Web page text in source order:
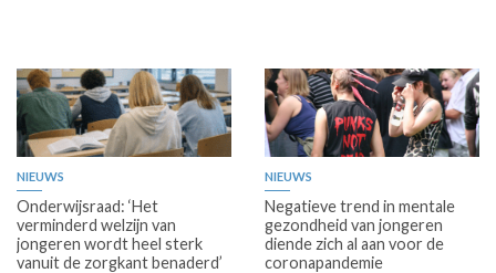
Premium
NIEUWS
Onderwijsraad: ‘Het
verminderd welzijn van
jongeren wordt heel sterk
vanuit de zorgkant benaderd’
Premium
NIEUWS
Negatieve trend in mentale
gezondheid van jongeren
diende zich al aan voor de
coronapandemie